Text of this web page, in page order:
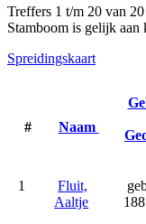
Treffers 1 t/m 20 van
Stamboom is gelijk aan
Spreidingskaart
# Naam
1
Fluit,
Aaltje